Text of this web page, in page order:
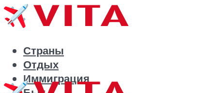
Страны
Отдых
Иммиграция